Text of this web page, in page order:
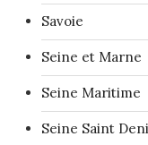
Savoie
Seine et Marne
Seine Maritime
Seine Saint